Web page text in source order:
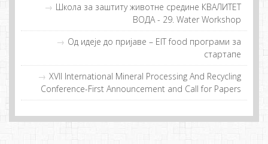
Шкoлa зa зaштиту живoтнe срeдинe КВAЛИTET
ВOДA - 29. Water Workshop
Од идeje дo приjaвe – EIT food прoгрaми зa
стaртaпe
XVII International Mineral Processing And Recycling
Conference-First Announcement and Call for Papers